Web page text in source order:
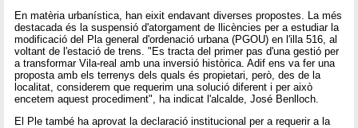
En matèria urbanística, han eixit endavant diverses propostes. La més
destacada és la suspensió d'atorgament de llicències per a estudiar la
modificació del Pla general d'ordenació urbana (PGOU) en l'illa 516, al
voltant de l'estació de trens. "Es tracta del primer pas d'una gestió per
a transformar Vila-real amb una inversió històrica. Adif ens va fer una
proposta amb els terrenys dels quals és propietari, però, des de la
localitat, considerem que requerim una solució diferent i per això
encetem aquest procediment", ha indicat l'alcalde, José Benlloch.
El Ple també ha aprovat la declaració institucional per a requerir a la